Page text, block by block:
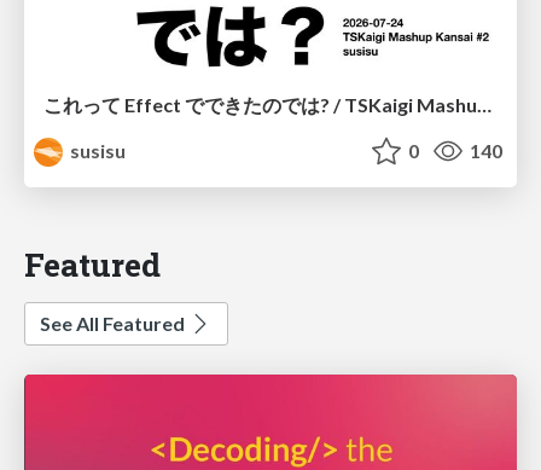
これって Effect でできたのでは? / TSKaigi Mashup Kansai #2
susisu
0 140
Featured
See All Featured